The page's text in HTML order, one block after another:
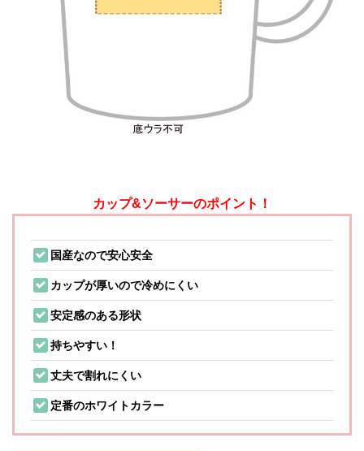
カップ&ソーサーのポイント！
国産なので安心安全
カップが厚いので冷めにくい
安定感のある形状
持ちやすい！
丈夫で割れにくい
定番のホワイトカラー